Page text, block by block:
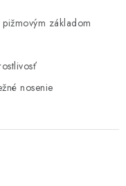
základom
nosenie